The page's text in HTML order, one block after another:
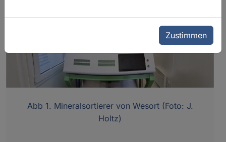
Abb 1. Mineralsortierer von Wesort (Foto: J.
Holtz)
Zustimmen